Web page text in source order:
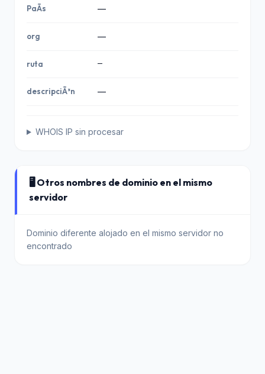
PaÃ­s —
org —
ruta —
descripciÃ³n —
WHOIS IP sin procesar
🖥️ Otros nombres de dominio en el mismo
servidor
Dominio diferente alojado en el mismo servidor no
encontrado